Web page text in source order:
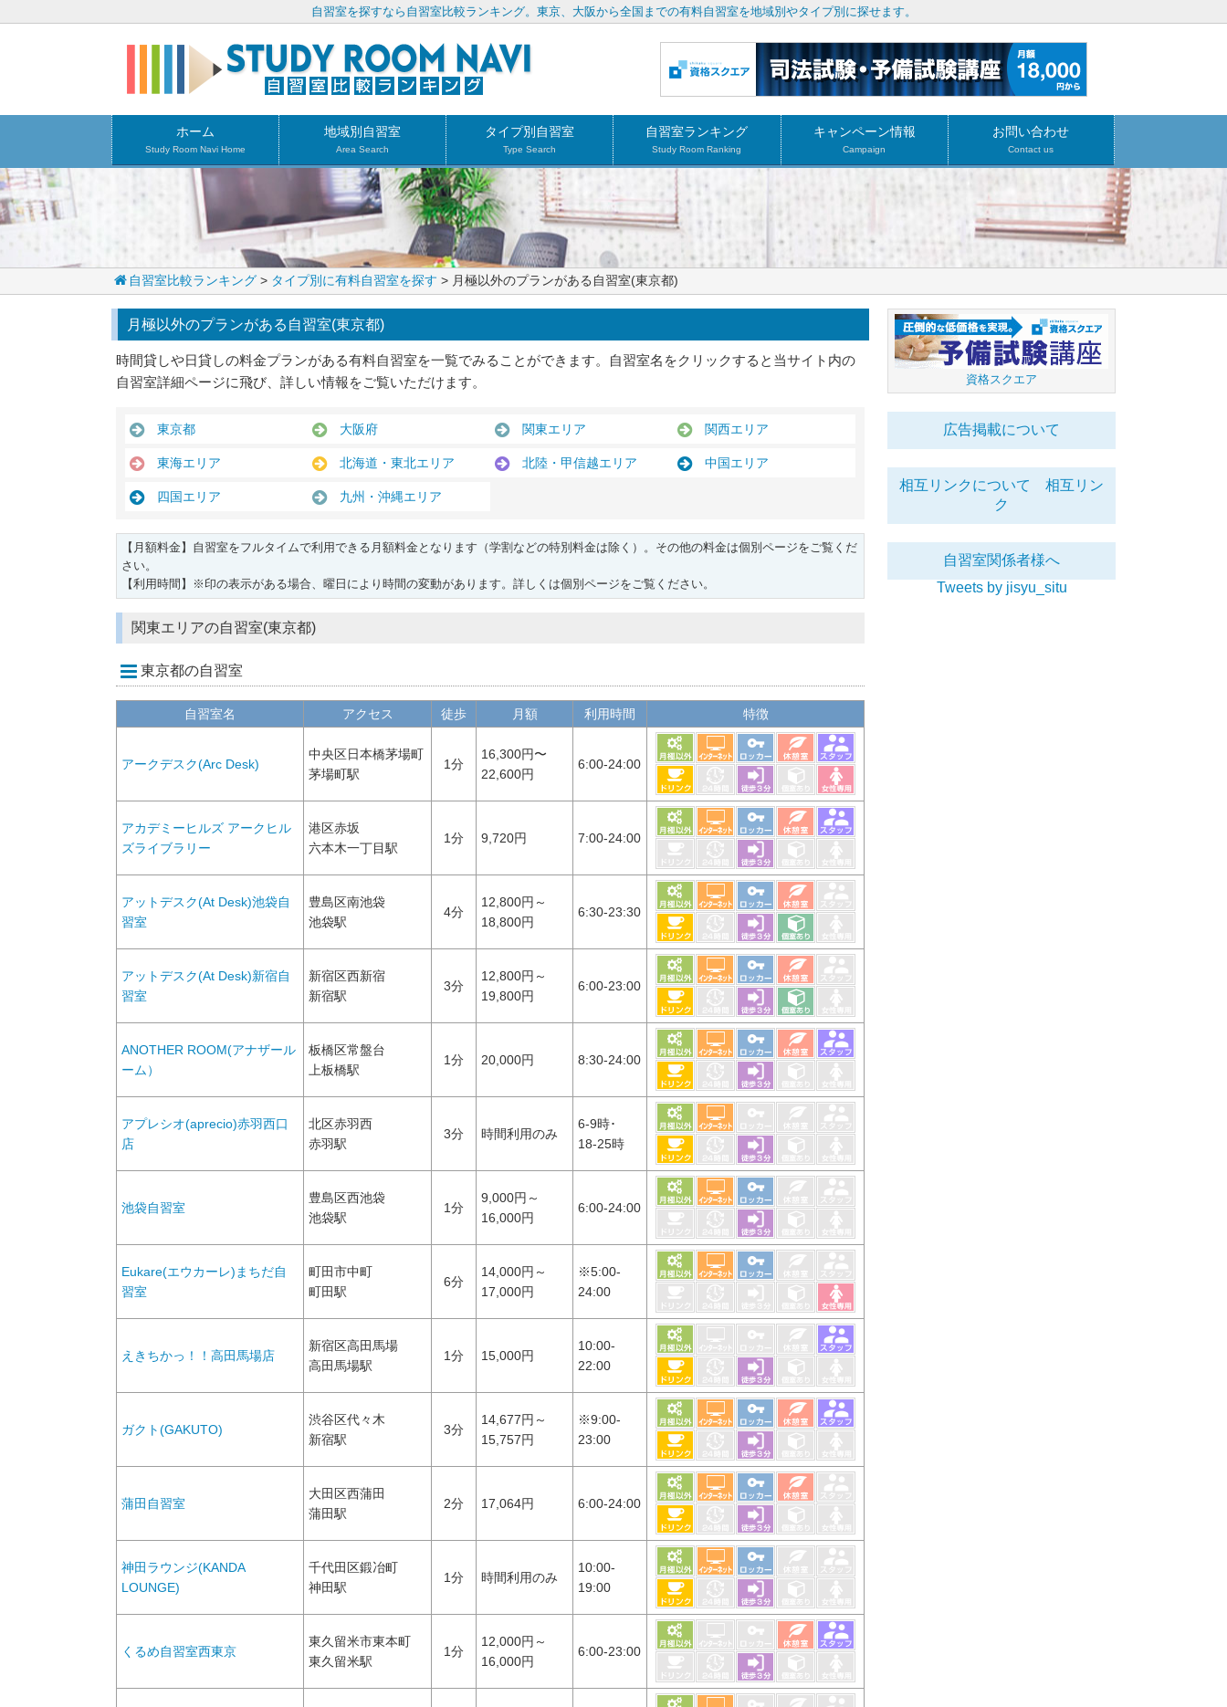
自習室を探すなら自習室比較ランキング。東京、大阪から全国までの有料自習室を地域別やタイプ別に探せます。
ホーム
Study Room Navi Home
地域別自習室
Area Search
タイプ別自習室
Type Search
自習室ランキング
Study Room Ranking
キャンペーン情報
Campaign
お問い合わせ
Contact us
自習室比較ランキング > タイプ別に有料自習室を探す > 月極以外のプランがある自習室(東京都)
月極以外のプランがある自習室(東京都)
時間貸しや日貸しの料金プランがある有料自習室を一覧でみることができます。自習室名をクリックすると当サイト内の
自習室詳細ページに飛び、詳しい情報をご覧いただけます。
東京都 大阪府 関東エリア 関西エリア
東海エリア 北海道・東北エリア 北陸・甲信越エリア 中国エリア
四国エリア 九州・沖縄エリア
【月額料金】自習室をフルタイムで利用できる月額料金となります（学割などの特別料金は除く）。その他の料金は個別ページをご覧くだ
さい。
【利用時間】※印の表示がある場合、曜日により時間の変動があります。詳しくは個別ページをご覧ください。
関東エリアの自習室(東京都)
東京都の自習室
自習室名 アクセス 徒歩 月額 利用時間 特徴
アークデスク(Arc Desk)
中央区日本橋茅場町
茅場町駅
1分
16,300円〜
22,600円
6:00-24:00
アカデミーヒルズ アークヒル
ズライブラリー
港区赤坂
六本木一丁目駅
1分 9,720円 7:00-24:00
アットデスク(At Desk)池袋自
習室
豊島区南池袋
池袋駅
4分
12,800円～
18,800円
6:30-23:30
アットデスク(At Desk)新宿自
習室
新宿区西新宿
新宿駅
3分
12,800円～
19,800円
6:00-23:00
ANOTHER ROOM(アナザール
ーム）
板橋区常盤台
上板橋駅
1分 20,000円 8:30-24:00
アプレシオ(aprecio)赤羽西口
店
北区赤羽西
赤羽駅
3分 時間利用のみ
6-9時･
18-25時
池袋自習室
豊島区西池袋
池袋駅
1分
9,000円～
16,000円
6:00-24:00
Eukare(エウカーレ)まちだ自
習室
町田市中町
町田駅
6分
14,000円～
17,000円
※5:00-
24:00
えきちかっ！！高田馬場店
新宿区高田馬場
高田馬場駅
1分 15,000円
10:00-
22:00
ガクト(GAKUTO)
渋谷区代々木
新宿駅
3分
14,677円～
15,757円
※9:00-
23:00
蒲田自習室
大田区西蒲田
蒲田駅
2分 17,064円 6:00-24:00
神田ラウンジ(KANDA
LOUNGE)
千代田区鍛冶町
神田駅
1分 時間利用のみ
10:00-
19:00
くるめ自習室西東京
東久留米市東本町
東久留米駅
1分
12,000円～
16,000円
6:00-23:00
資格スクエア
広告掲載について
相互リンクについて
相互リン
ク
自習室関係者様へ
Tweets by jisyu_situ